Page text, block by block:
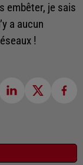
embêter, je sais
a aucun
!